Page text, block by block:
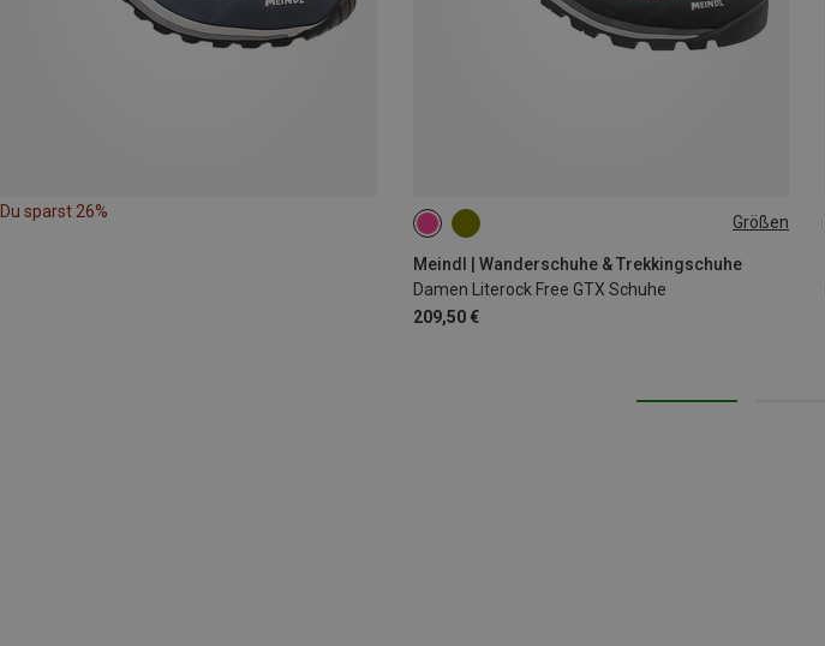
Du sparst 26%
Größen
Meindl | Wanderschuhe & Trekkingschuhe
Damen Literock Free GTX Schuhe
209,50 €